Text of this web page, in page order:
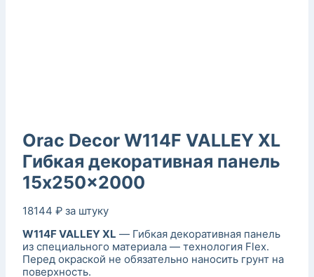
Orac Decor W114F VALLEY XL
Гибкая декоративная панель
15x250x2000
18144 ₽ за штуку
W114F VALLEY XL — Гибкая декоративная панель
из специального материала — технология Flex.
Перед окраской не обязательно наносить грунт на
поверхность.